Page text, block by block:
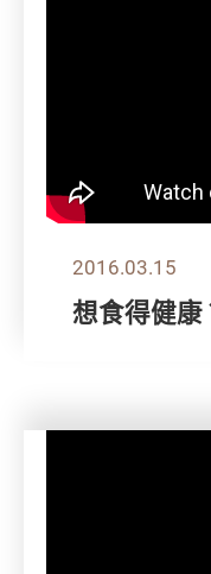
2016.03.15
想食得健